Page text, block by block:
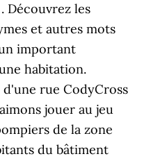
Découvrez les
et autres mots
important
habitation.
d'une rue CodyCross
jouer au jeu
de la zone
du bâtiment